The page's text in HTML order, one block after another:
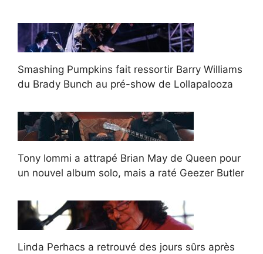
Smashing Pumpkins fait ressortir Barry Williams
du Brady Bunch au pré-show de Lollapalooza
Tony Iommi a attrapé Brian May de Queen pour
un nouvel album solo, mais a raté Geezer Butler
Linda Perhacs a retrouvé des jours sûrs après